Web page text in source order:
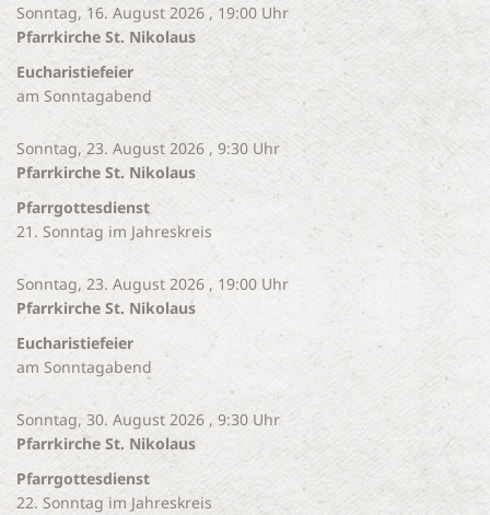
Sonntag, 16. August 2026 , 19:00 Uhr
Pfarrkirche St. Nikolaus
Eucharistiefeier
am Sonntagabend
Sonntag, 23. August 2026 , 9:30 Uhr
Pfarrkirche St. Nikolaus
Pfarrgottesdienst
21. Sonntag im Jahreskreis
Sonntag, 23. August 2026 , 19:00 Uhr
Pfarrkirche St. Nikolaus
Eucharistiefeier
am Sonntagabend
Sonntag, 30. August 2026 , 9:30 Uhr
Pfarrkirche St. Nikolaus
Pfarrgottesdienst
22. Sonntag im Jahreskreis